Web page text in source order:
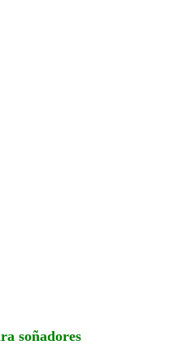
soñadores